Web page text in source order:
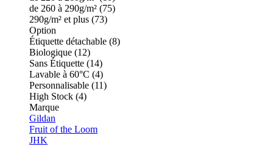
de 260 à 290g/m² (75)
290g/m² et plus (73)
Option
Étiquette détachable (8)
Biologique (12)
Sans Étiquette (14)
Lavable à 60°C (4)
Personnalisable (11)
High Stock (4)
Marque
Gildan
Fruit of the Loom
JHK